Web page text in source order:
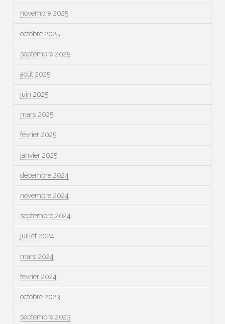
novembre 2025
octobre 2025
septembre 2025
août 2025
juin 2025
mars 2025
février 2025
janvier 2025
décembre 2024
novembre 2024
septembre 2024
juillet 2024
mars 2024
février 2024
octobre 2023
septembre 2023